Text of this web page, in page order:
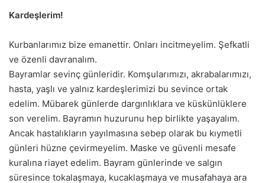
Kardeşlerim!
Kurbanlarımız bize emanettir. Onları incitmeyelim. Şefkatli
ve özenli davranalım.
Bayramlar sevinç günleridir. Komşularımızı, akrabalarımızı,
hasta, yaşlı ve yalnız kardeşlerimizi bu sevince ortak
edelim. Mübarek günlerde dargınlıklara ve küskünlüklere
son verelim. Bayramın huzurunu hep birlikte yaşayalım.
Ancak hastalıkların yayılmasına sebep olarak bu kıymetli
günleri hüzne çevirmeyelim. Maske ve güvenli mesafe
kuralına riayet edelim. Bayram günlerinde ve salgın
süresince tokalaşmaya, kucaklaşmaya ve musafahaya ara